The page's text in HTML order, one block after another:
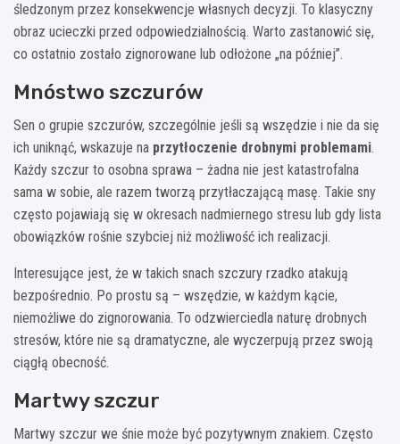
śledzonym przez konsekwencje własnych decyzji. To klasyczny
obraz ucieczki przed odpowiedzialnością. Warto zastanowić się,
co ostatnio zostało zignorowane lub odłożone „na później”.
Mnóstwo szczurów
Sen o grupie szczurów, szczególnie jeśli są wszędzie i nie da się
ich uniknąć, wskazuje na przytłoczenie drobnymi problemami.
Każdy szczur to osobna sprawa – żadna nie jest katastrofalna
sama w sobie, ale razem tworzą przytłaczającą masę. Takie sny
często pojawiają się w okresach nadmiernego stresu lub gdy lista
obowiązków rośnie szybciej niż możliwość ich realizacji.
Interesujące jest, że w takich snach szczury rzadko atakują
bezpośrednio. Po prostu są – wszędzie, w każdym kącie,
niemożliwe do zignorowania. To odzwierciedla naturę drobnych
stresów, które nie są dramatyczne, ale wyczerpują przez swoją
ciągłą obecność.
Martwy szczur
Martwy szczur we śnie może być pozytywnym znakiem. Często